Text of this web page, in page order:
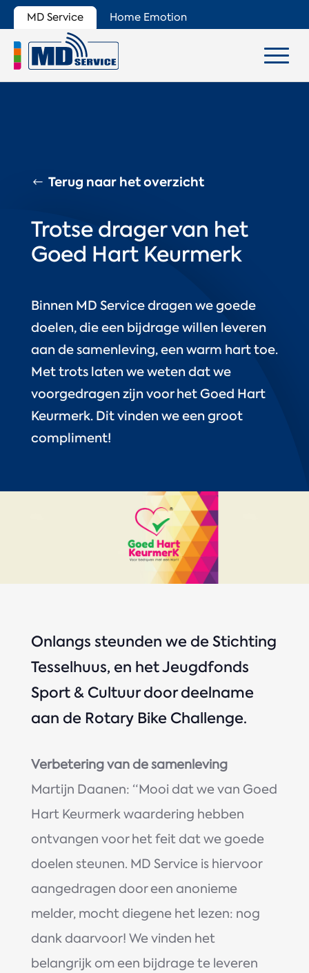
MD Service Home Emotion
Terug naar het overzicht
Trotse drager van het
Goed Hart Keurmerk
Binnen MD Service dragen we goede
doelen, die een bijdrage willen leveren
aan de samenleving, een warm hart toe.
Met trots laten we weten dat we
voorgedragen zijn voor het Goed Hart
Keurmerk. Dit vinden we een groot
compliment!
Onlangs steunden we de Stichting
Tesselhuus, en het Jeugdfonds
Sport & Cultuur door deelname
aan de Rotary Bike Challenge.
Verbetering van de samenleving
Martijn Daanen: “Mooi dat we van Goed
Hart Keurmerk waardering hebben
ontvangen voor het feit dat we goede
doelen steunen. MD Service is hiervoor
aangedragen door een anonieme
melder, mocht diegene het lezen: nog
dank daarvoor! We vinden het
belangrijk om een bijdrage te leveren